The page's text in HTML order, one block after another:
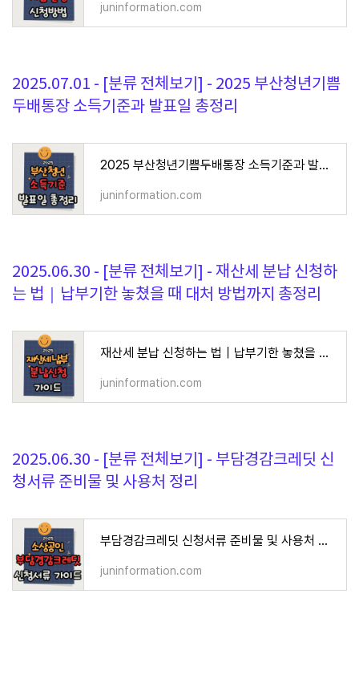
juninformation.com
2025.07.01 - [분류 전체보기] - 2025 부산청년기쁨
두배통장 소득기준과 발표일 총정리
2025 부산청년기쁨두배통장 소득기준과 발표일 총정리
juninformation.com
2025.06.30 - [분류 전체보기] - 재산세 분납 신청하
는 법｜납부기한 놓쳤을 때 대처 방법까지 총정리
재산세 분납 신청하는 법｜납부기한 놓쳤을 때 대처 방법까지 총정리
juninformation.com
2025.06.30 - [분류 전체보기] - 부담경감크레딧 신
청서류 준비물 및 사용처 정리
부담경감크레딧 신청서류 준비물 및 사용처 정리
juninformation.com